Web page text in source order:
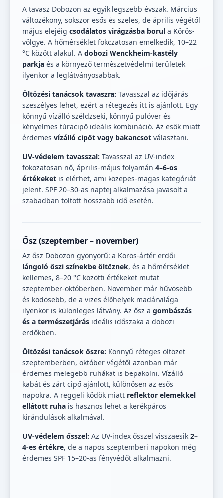
A tavasz Dobozon az egyik legszebb évszak. Március
változékony, sokszor esős és szeles, de április végétől
május elejéig csodálatos virágzásba borul a Körös-
völgye. A hőmérséklet fokozatosan emelkedik, 10–22
°C között alakul. A dobozi Wenckheim-kastély
parkja és a környező természetvédelmi területek
ilyenkor a leglátványosabbak.
Öltözési tanácsok tavaszra: Tavasszal az időjárás
szeszélyes lehet, ezért a rétegezés itt is ajánlott. Egy
könnyű vízálló széldzseki, könnyű pulóver és
kényelmes túracipő ideális kombináció. Az esők miatt
érdemes vízálló cipőt vagy bakancsot választani.
UV-védelem tavasszal: Tavasszal az UV-index
fokozatosan nő, április-május folyamán 4–6-os
értékeket is elérhet, ami közepes-magas kategóriát
jelent. SPF 20–30-as naptej alkalmazása javasolt a
szabadban töltött hosszabb idő esetén.
Ősz (szeptember – november)
Az ősz Dobozon gyönyörű: a Körös-ártér erdői
lángoló őszi színekbe öltöznek, és a hőmérséklet
kellemes, 8–20 °C közötti értékeket mutat
szeptember-októberben. November már hűvösebb
és ködösebb, de a vizes élőhelyek madárvilága
ilyenkor is különleges látvány. Az ősz a gombászás
és a természetjárás ideális időszaka a dobozi
erdőkben.
Öltözési tanácsok őszre: Könnyű réteges öltözet
szeptemberben, október végétől azonban már
érdemes melegebb ruhákat is bepakolni. Vízálló
kabát és zárt cipő ajánlott, különösen az esős
napokra. A reggeli ködök miatt reflektor elemekkel
ellátott ruha is hasznos lehet a kerékpáros
kirándulások alkalmával.
UV-védelem ősszel: Az UV-index ősszel visszaesik 2–
4-es értékre, de a napos szeptemberi napokon még
érdemes SPF 15–20-as fényvédőt alkalmazni.